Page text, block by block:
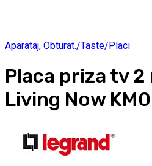
Aparataj, Obturat./Taste/Placi
Placa priza tv
Living Now